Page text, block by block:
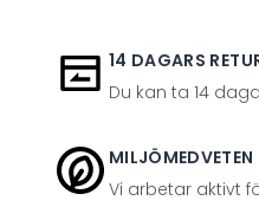
14 DAGARS
Du kan ta 14
MILJÖMEDVETEN
Vi arbetar aktivt